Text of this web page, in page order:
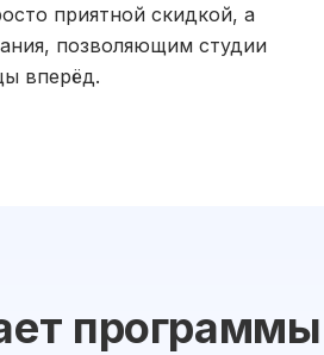
приятной скидкой, а
позволяющим студии
вперёд.
программы